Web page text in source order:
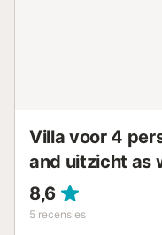
Villa voor 4
and uitzicht as
8,6
5 recensies